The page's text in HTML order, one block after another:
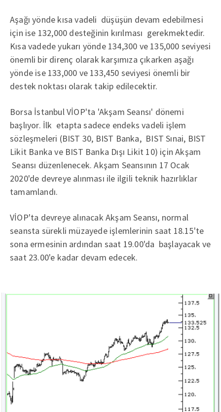
Aşağı yönde kısa vadeli düşüşün devam edebilmesi
için ise 132,000 desteğinin kırılması gerekmektedir.
Kısa vadede yukarı yönde 134,300 ve 135,000 seviyesi
önemli bir direnç olarak karşımıza çıkarken aşağı
yönde ise 133,000 ve 133,450 seviyesi önemli bir
destek noktası olarak takip edilecektir.
Borsa İstanbul VİOP'ta 'Akşam Seansı' dönemi
başlıyor. İlk etapta sadece endeks vadeli işlem
sözleşmeleri (BIST 30, BIST Banka, BIST Sınai, BIST
Likit Banka ve BIST Banka Dışı Likit 10) için Akşam
Seansı düzenlenecek. Akşam Seansının 17 Ocak
2020'de devreye alınması ile ilgili teknik hazırlıklar
tamamlandı.
VİOP'ta devreye alınacak Akşam Seansı, normal
seansta sürekli müzayede işlemlerinin saat 18.15'te
sona ermesinin ardından saat 19.00'da başlayacak ve
saat 23.00'e kadar devam edecek.